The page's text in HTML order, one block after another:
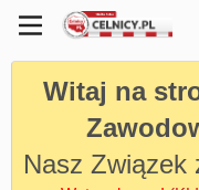
Witaj na
Nasz Związek